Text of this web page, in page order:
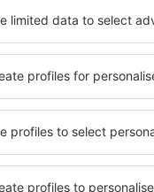
Torino, 17